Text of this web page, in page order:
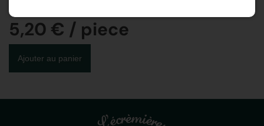
5,20 € / piece
Ajouter au panier